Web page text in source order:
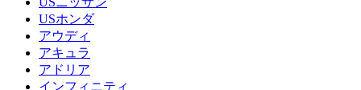
USホンダ
アウディ
アキュラ
アドリア
インフィニティ